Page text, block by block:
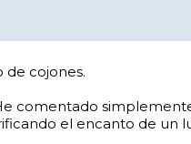
de cojones.
comentado
el encanto de un